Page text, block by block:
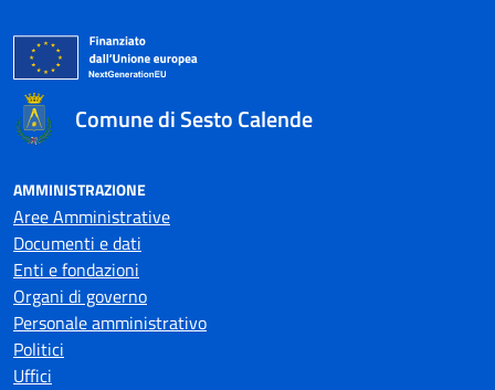
Comune di Sesto Calende
AMMINISTRAZIONE
Aree Amministrative
Documenti e dati
Enti e fondazioni
Organi di governo
Personale amministrativo
Politici
Uffici